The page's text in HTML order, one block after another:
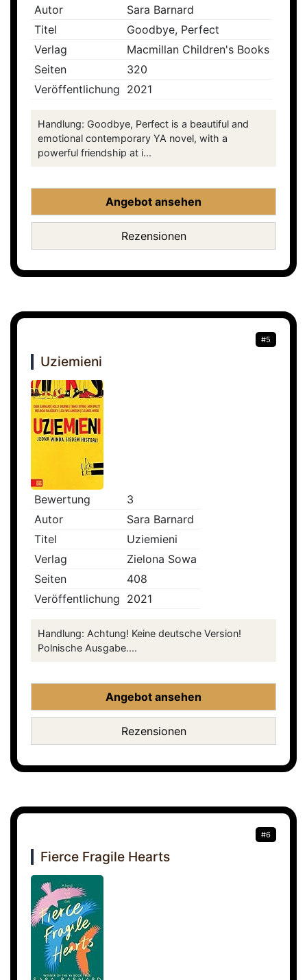
Autor
Sara Barnard
Titel
Goodbye, Perfect
Verlag
Macmillan Children's Books
Seiten
320
Veröffentlichung 2021
Handlung: Goodbye, Perfect is a beautiful and
emotional contemporary YA novel, with a
powerful friendship at i...
Angebot ansehen
Rezensionen
#5
Uziemieni
Bewertung
3
Autor
Sara Barnard
Titel
Uziemieni
Verlag
Zielona Sowa
Seiten
408
Veröffentlichung 2021
Handlung: Achtung! Keine deutsche Version!
Polnische Ausgabe....
Angebot ansehen
Rezensionen
#6
Fierce Fragile Hearts